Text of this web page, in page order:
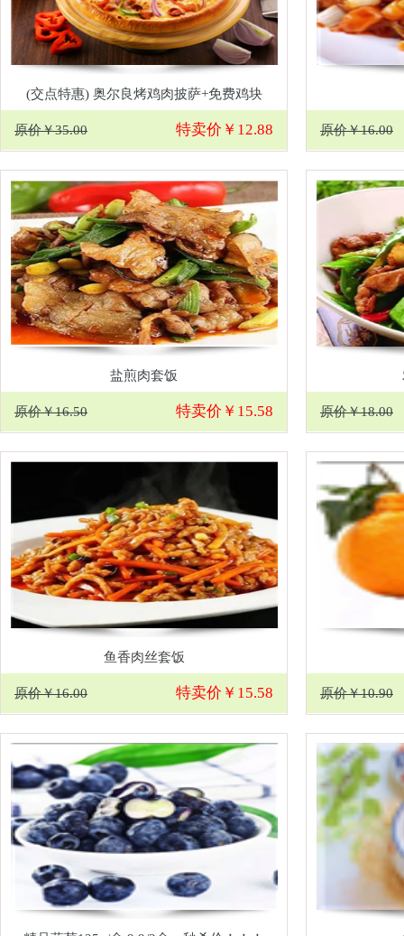
(交点特惠) 奥尔良烤鸡肉披萨+免费鸡块
原价￥35.00 特卖价￥12.88 原价￥16.00
盐煎肉套饭
原价￥16.50 特卖价￥15.58 原价￥18.00
鱼香肉丝套饭
原价￥16.00 特卖价￥15.58 原价￥10.90